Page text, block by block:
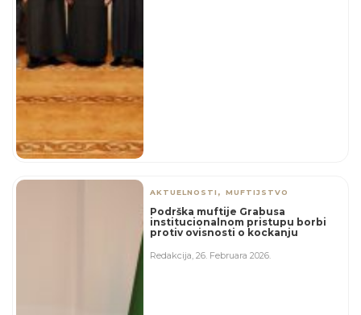
AKTUELNOSTI ,MUFTIJSTVO
Podrška muftije Grabusa
institucionalnom pristupu borbi
protiv ovisnosti o kockanju
Redakcija,26. Februara 2026.